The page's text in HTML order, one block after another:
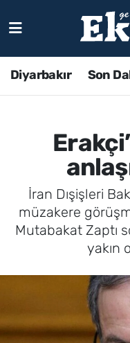
Diyarbakır Son
İran Dışişleri
müzakere
Mutabakat Zaptı
yakın